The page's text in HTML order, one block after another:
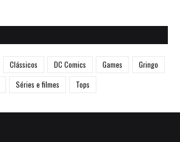
Clássicos DC Comics Games
Gringo
Séries e filmes Tops